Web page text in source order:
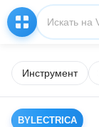
Инструмент
BYLECTRICA